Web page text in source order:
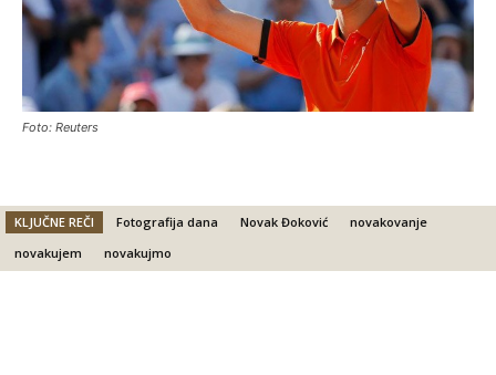
Foto: Reuters
KLJUČNE REČI Fotografija dana Novak Đoković
novakovanje
novakujem
novakujmo